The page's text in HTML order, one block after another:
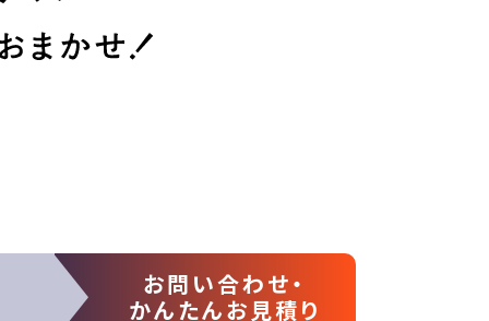
お問い合わせ・
かんたんお見積り